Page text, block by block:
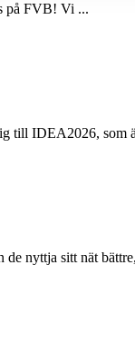
på FVB! Vi ...
till IDEA2026, som
nyttja sitt nät